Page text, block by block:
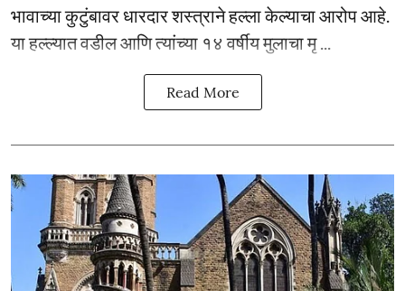
भावाच्या कुटुंबावर धारदार शस्त्राने हल्ला केल्याचा आरोप आहे.
या हल्ल्यात वडील आणि त्यांच्या १४ वर्षीय मुलाचा मृ ...
Read More